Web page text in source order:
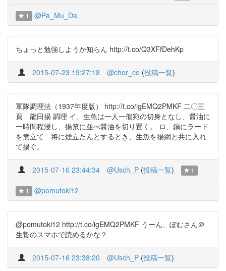
1 @Pa_Mu_Da
ちょっと勉強しようか知らん http://t.co/Q3XFfDehKp
2015-07-23 19:27:18 @chor_co (投稿一覧)
軍隊調理法（1937年度版） http://t.co/igEMQ2PMKF 二〇三
頁 龍田揚 調理 イ、生魚は一人一個宛の切身となし、醤油に
一時間程浸し、揚笊に並べ醤油を切り置く。 ロ、鍋にラード
を煮立てゝ将に煙立たんとするとき、生魚を揚網と共に入れ
て揚ぐ。
2015-07-16 23:44:34 @Usch_P (投稿一覧) 1
1 @pomutoki12
@pomutoki12 http://t.co/igEMQ2PMKF うーん、ぽむさん＠
生贄のスマホで読めるかな？
2015-07-16 23:38:20 @Usch_P (投稿一覧)